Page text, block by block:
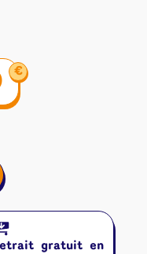
€
gratuit en